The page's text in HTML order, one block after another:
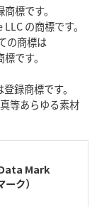
いた自分のホーム」
ウスは「皆に開かれ
標です。
の商標です。
の商標は
です。
録商標です。
等あらゆる素材
Mark
ク）